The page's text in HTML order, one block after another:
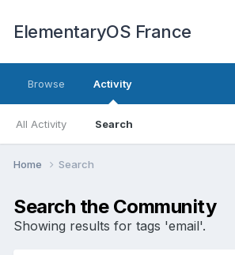
ElementaryOS France
Browse Activity
All Activity Search
Home Search
Search the Community
Showing results for tags 'email'.